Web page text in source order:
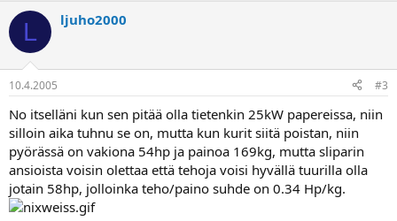
L ljuho2000
10.4.2005 #3
No itselläni kun sen pitää olla tietenkin 25kW papereissa, niin
silloin aika tuhnu se on, mutta kun kurit siitä poistan, niin
pyörässä on vakiona 54hp ja painoa 169kg, mutta sliparin
ansioista voisin olettaa että tehoja voisi hyvällä tuurilla olla
jotain 58hp, jolloinka teho/paino suhde on 0.34 Hp/kg.